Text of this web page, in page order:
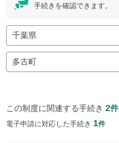
手続きを確認できます。
この制度に関連する手続き 2件
電子申請に対応した手続き 1件